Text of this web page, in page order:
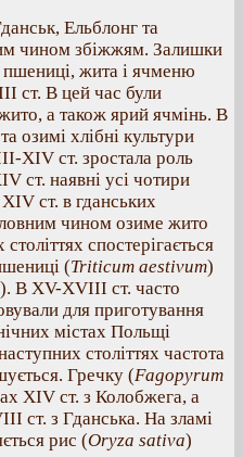
Ельблонг та
чином збіжжям. Залишки
пшениці, жита і ячменю
ст. В цей час були
а також ярий ячмінь. В
озимі хлібні культури
XIV ст. зростала роль
ст. наявні усі чотири
ст. в гданських
чином озиме жито
спостерігається
(Triticum aestivum)
). В XV-XVIII ст. часто
для приготування
містах Польщі
століттях частота
Гречку (Fagopyrum
XIV ст. з Колобжега, а
ст. з Гданська. На зламі
рис (Oryza sativa)